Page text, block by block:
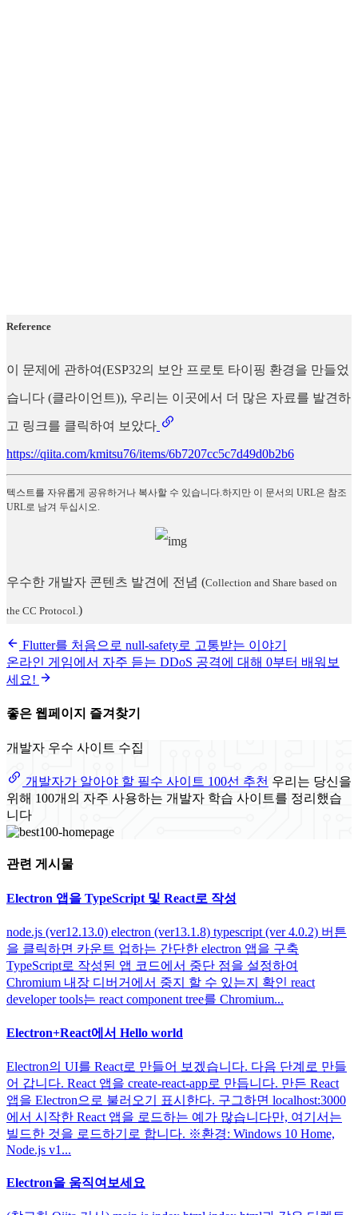
Reference
이 문제에 관하여(ESP32의 보안 프로토 타이핑 환경을 만들었
습니다 (클라이언트)), 우리는 이곳에서 더 많은 자료를 발견하
고 링크를 클릭하여 보았다
https://qiita.com/kmitsu76/items/6b7207cc5c7d49d0b2b6
텍스트를 자유롭게 공유하거나 복사할 수 있습니다.하지만 이 문서의 URL은 참조
URL로 남겨 두십시오.
우수한 개발자 콘텐츠 발견에 전념 (Collection and Share based on
the CC Protocol.)
Flutter를 처음으로 null-safety로 고통받는 이야기
온라인 게임에서 자주 듣는 DDoS 공격에 대해 0부터 배워보
세요!
좋은 웹페이지 즐겨찾기
개발자 우수 사이트 수집
개발자가 알아야 할 필수 사이트 100선 추천 우리는 당신을
위해 100개의 자주 사용하는 개발자 학습 사이트를 정리했습
니다
관련 게시물
Electron 앱을 TypeScript 및 React로 작성
node.js (ver12.13.0) electron (ver13.1.8) typescript (ver 4.0.2) 버튼
을 클릭하면 카운트 업하는 간단한 electron 앱을 구축
TypeScript로 작성된 앱 코드에서 중단 점을 설정하여
Chromium 내장 디버거에서 중지 할 수 있는지 확인 react
developer tools는 react component tree를 Chromium...
Electron+React에서 Hello world
Electron의 UI를 React로 만들어 보겠습니다. 다음 단계로 만들
어 갑니다. React 앱을 create-react-app로 만듭니다. 만든 React
앱을 Electron으로 불러오기 표시한다. 구그하면 localhost:3000
에서 시작한 React 앱을 로드하는 예가 많습니다만, 여기서는
빌드한 것을 로드하기로 합니다. ※환경: Windows 10 Home,
Node.js v1...
Electron을 움직여보세요